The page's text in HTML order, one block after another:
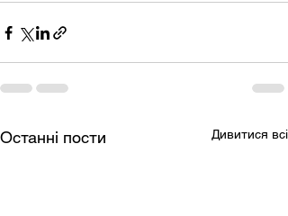
Останні пости Дивитися всі